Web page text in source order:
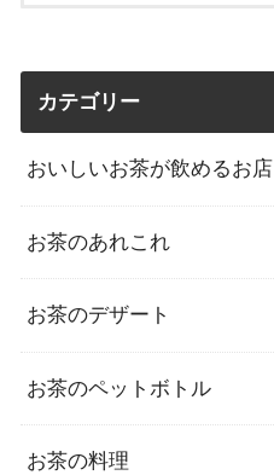
カテゴリー
おいしいお茶が飲めるお店
お茶のあれこれ
お茶のデザート
お茶のペットボトル
お茶の料理